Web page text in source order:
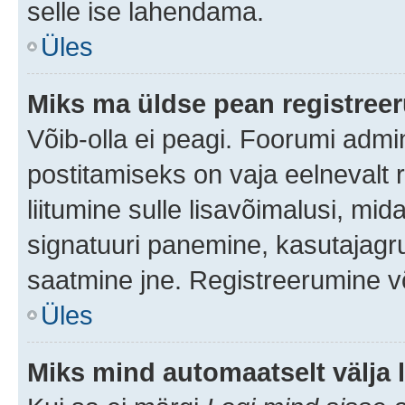
selle ise lahendama.
Üles
Miks ma üldse pean
Võib-olla ei peagi. Foorumi
postitamiseks on vaja eelnevalt
liitumine sulle lisavõimalusi,
signatuuri panemine,
saatmine jne. Registreerumine
Üles
Miks mind automaatselt välja